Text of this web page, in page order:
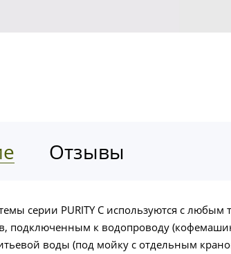
Отзывы
серии PURITY C используются с
подключенным к водопроводу
воды (под мойку с отдельным